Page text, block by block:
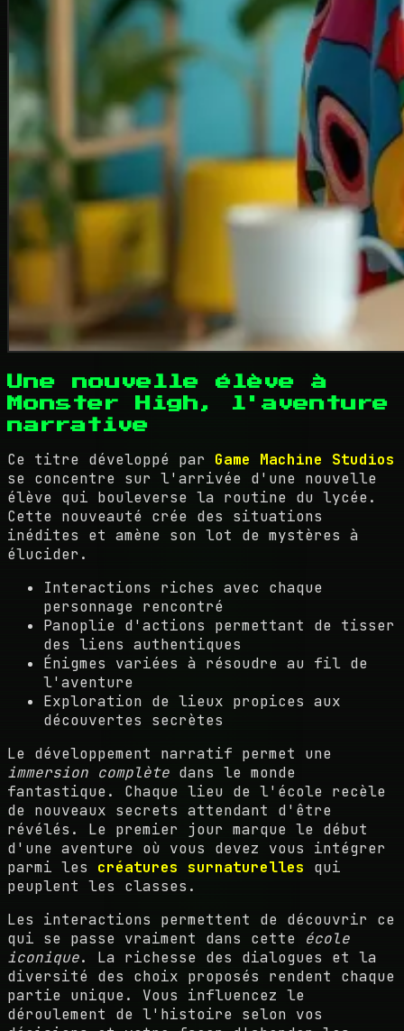
Une nouvelle élève à
Monster High, l'aventure
narrative
Ce titre développé par Game Machine Studios
se concentre sur l'arrivée d'une nouvelle
élève qui bouleverse la routine du lycée.
Cette nouveauté crée des situations
inédites et amène son lot de mystères à
élucider.
Interactions riches avec chaque
personnage rencontré
Panoplie d'actions permettant de tisser
des liens authentiques
Énigmes variées à résoudre au fil de
l'aventure
Exploration de lieux propices aux
découvertes secrètes
Le développement narratif permet une
immersion complète dans le monde
fantastique. Chaque lieu de l'école recèle
de nouveaux secrets attendant d'être
révélés. Le premier jour marque le début
d'une aventure où vous devez vous intégrer
parmi les créatures surnaturelles qui
peuplent les classes.
Les interactions permettent de découvrir ce
qui se passe vraiment dans cette école
iconique. La richesse des dialogues et la
diversité des choix proposés rendent chaque
partie unique. Vous influencez le
déroulement de l'histoire selon vos